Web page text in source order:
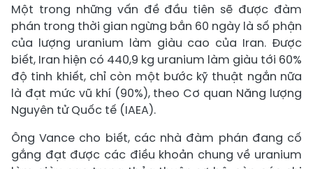
Một trong những vấn đề đầu tiên sẽ được đàm
phán trong thời gian ngừng bắn 60 ngày là số phận
của lượng uranium làm giàu cao của Iran. Được
biết, Iran hiện có 440,9 kg uranium làm giàu tới 60%
độ tinh khiết, chỉ còn một bước kỹ thuật ngắn nữa
là đạt mức vũ khí (90%), theo Cơ quan Năng lượng
Nguyên tử Quốc tế (IAEA).
Ông Vance cho biết, các nhà đàm phán đang cố
gắng đạt được các điều khoản chung về uranium